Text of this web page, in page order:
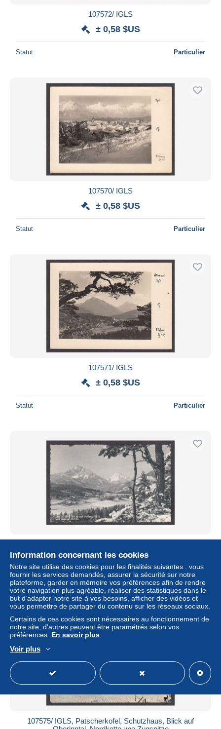
107572/ IGLS
± 0,58 $US
Statut Particulier
107570/ IGLS
± 0,58 $US
Statut Particulier
107571/ IGLS
± 0,58 $US
Statut Particulier
± 0,74 $US
Statut Particulier
107575/ IGLS, Patscherkofel, Schutzhaus, Blick auf
Information concernant les cookies
Notre site utilise des cookies pour les finalités suivantes : vous
fournir les services demandés, assurer la sécurité sur notre
plateforme, garder en mémoire vos préférences afin de rendre
votre navigation plus agréable, réaliser des statistiques dans le
but d’adapter notre site à vos besoins, afficher des vidéos et
vous permettre de partager du contenu sur les réseaux sociaux.
Certains de ces cookies sont nécessaires au fonctionnement de
notre site, d’autres peuvent être paramétrés selon vos
préférences. En savoir plus
Voir plus